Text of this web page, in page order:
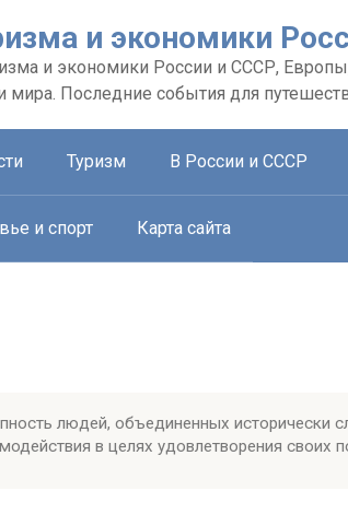
и экономики
и экономики России и СССР,
мира. Последние события для
Туризм В России и СССР
и спорт Карта сайта
людей, объединенных исторически
в целях удовлетворения своих